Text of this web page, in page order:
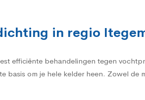
in regio
efficiënte behandelingen tegen
basis om je hele kelder heen. Zowel